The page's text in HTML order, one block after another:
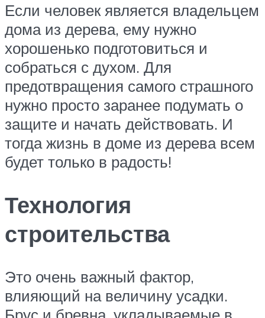
Если человек является владельцем
дома из дерева, ему нужно
хорошенько подготовиться и
собраться с духом. Для
предотвращения самого страшного
нужно просто заранее подумать о
защите и начать действовать. И
тогда жизнь в доме из дерева всем
будет только в радость!
Технология
строительства
Это очень важный фактор,
влияющий на величину усадки.